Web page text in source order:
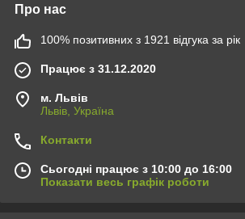
Про нас
100% позитивних з 1921 відгука за рік
Працює з 31.12.2020
м. Львів
Львів, Україна
Контакти
Сьогодні працює з 10:00 до 16:00
Показати весь графік роботи